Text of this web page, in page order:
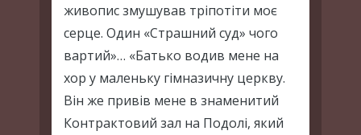
живопис змушував тріпотіти моє
серце. Один «Страшний суд» чого
вартий»… «Батько водив мене на
хор у маленьку гімназичну церкву.
Він же привів мене в знаменитий
Контрактовий зал на Подолі, який